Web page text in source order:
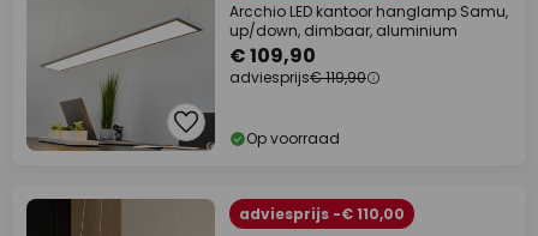
Arcchio LED kantoor hanglamp Samu,
up/down, dimbaar, aluminium
€ 109,90
adviesprijs€ 119,90
Op voorraad
adviesprijs -€ 110,00